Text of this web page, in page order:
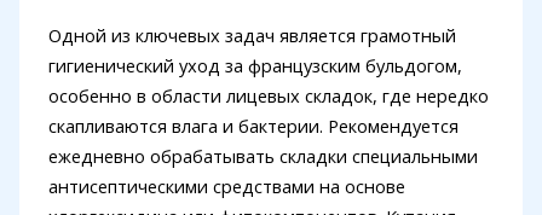
Одной из ключевых задач является грамотный
гигиенический уход за французским бульдогом,
особенно в области лицевых складок, где нередко
скапливаются влага и бактерии. Рекомендуется
ежедневно обрабатывать складки специальными
антисептическими средствами на основе